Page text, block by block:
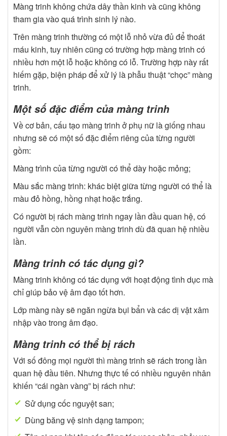
Màng trinh không chứa dây thần kinh và cũng không
tham gia vào quá trình sinh lý nào.
Trên màng trinh thường có một lỗ nhỏ vừa đủ để thoát
máu kinh, tuy nhiên cũng có trường hợp màng trinh có
nhiều hơn một lỗ hoặc không có lỗ. Trường hợp này rất
hiếm gặp, biện pháp để xử lý là phẫu thuật “chọc” màng
trinh.
Một số đặc điểm của màng trinh
Về cơ bản, cấu tạo màng trinh ở phụ nữ là giống nhau
nhưng sẽ có một số đặc điểm riêng của từng người
gồm:
Màng trình của từng người có thể dày hoặc mỏng;
Màu sắc màng trinh: khác biệt giữa từng người có thể là
màu đỏ hồng, hồng nhạt hoặc trắng.
Có người bị rách màng trinh ngay lần đầu quan hệ, có
người vẫn còn nguyên màng trinh dù đã quan hệ nhiều
lần.
Màng trinh có tác dụng gì?
Màng trinh không có tác dụng với hoạt động tình dục mà
chỉ giúp bảo vệ âm đạo tốt hơn.
Lớp màng này sẽ ngăn ngừa bụi bẩn và các dị vật xâm
nhập vào trong âm đạo.
Màng trinh có thể bị rách
Với số đông mọi người thì màng trinh sẽ rách trong lần
quan hệ đầu tiên. Nhưng thực tế có nhiều nguyên nhân
khiến “cái ngàn vàng” bị rách như:
Sử dụng cốc nguyệt san;
Dùng băng vệ sinh dạng tampon;